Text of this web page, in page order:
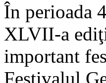
În perioada
XLVII-a
important
Festivalul